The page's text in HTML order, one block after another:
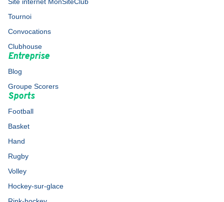
Tournoi
Convocations
Clubhouse
Entreprise
Blog
Groupe Scorers
Sports
Football
Basket
Hand
Rugby
Volley
Hockey-sur-glace